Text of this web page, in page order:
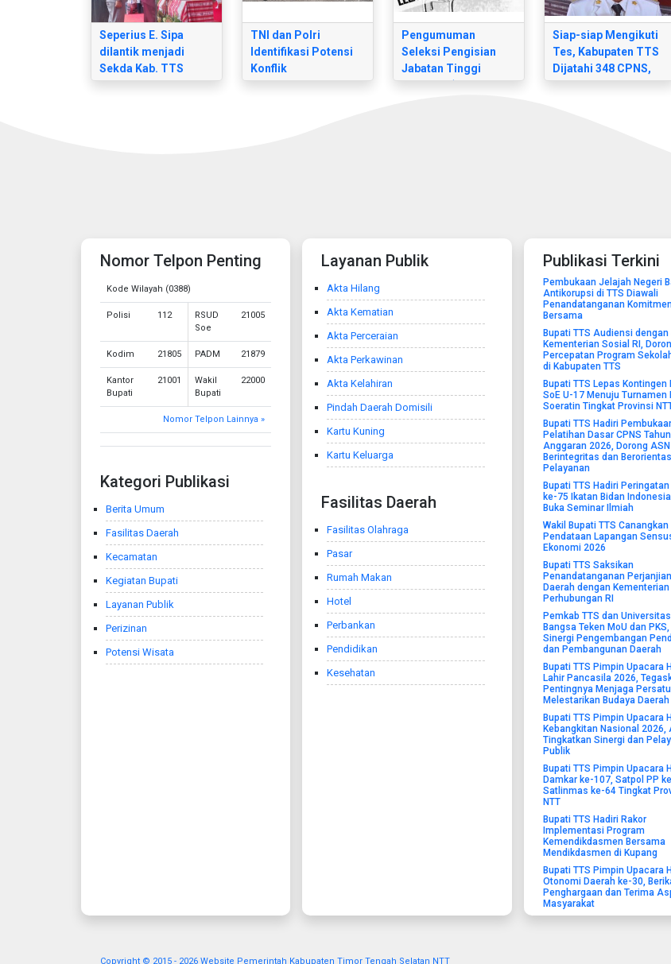
Seperius E. Sipa
dilantik menjadi
Sekda Kab. TTS
TNI dan Polri
Identifikasi Potensi
Konflik
Pengumuman
Seleksi Pengisian
Jabatan Tinggi
Siap-siap Mengikuti
Tes, Kabupaten TTS
Dijatahi 348 CPNS,
Nomor Telpon Penting
Kode Wilayah (0388)
Polisi 112
RSUD
Soe
21005
Kodim 21805 PADM 21879
Kantor
Bupati
21001
Wakil
Bupati
22000
Nomor Telpon Lainnya »
Kategori Publikasi
Berita Umum
Fasilitas Daerah
Kecamatan
Kegiatan Bupati
Layanan Publik
Perizinan
Potensi Wisata
Layanan Publik
Akta Hilang
Akta Kematian
Akta Perceraian
Akta Perkawinan
Akta Kelahiran
Pindah Daerah Domisili
Kartu Kuning
Kartu Keluarga
Fasilitas Daerah
Fasilitas Olahraga
Pasar
Rumah Makan
Hotel
Perbankan
Pendidikan
Kesehatan
Publikasi Terkini
Pembukaan Jelajah Negeri
Antikorupsi di TTS Diawali
Penandatanganan
Bersama
Bupati TTS Audiensi dengan
Kementerian Sosial RI,
Percepatan Program
di Kabupaten TTS
Bupati TTS Lepas Kontingen
SoE U-17 Menuju Turnamen
Soeratin Tingkat Provinsi
Bupati TTS Hadiri
Pelatihan Dasar CPNS Tahun
Anggaran 2026, Dorong ASN
Berintegritas dan
Pelayanan
Bupati TTS Hadiri Peringatan
ke-75 Ikatan Bidan
Buka Seminar Ilmiah
Wakil Bupati TTS Canangkan
Pendataan Lapangan
Ekonomi 2026
Bupati TTS Saksikan
Penandatanganan
Daerah dengan Kementerian
Perhubungan RI
Pemkab TTS dan
Bangsa Teken MoU dan
Sinergi Pengembangan
dan Pembangunan Daerah
Bupati TTS Pimpin Upacara
Lahir Pancasila 2026,
Pentingnya Menjaga
Melestarikan Budaya Daerah
Bupati TTS Pimpin Upacara
Kebangkitan Nasional 2026,
Tingkatkan Sinergi dan
Publik
Bupati TTS Pimpin Upacara
Damkar ke-107, Satpol PP
Satlinmas ke-64 Tingkat
NTT
Bupati TTS Hadiri Rakor
Implementasi Program
Kemendikdasmen Bersama
Mendikdasmen di Kupang
Bupati TTS Pimpin Upacara
Otonomi Daerah ke-30,
Penghargaan dan Terima
Masyarakat
Copyright © 2015 - 2026 Website Pemerintah Kabupaten Timor Tengah Selatan NTT